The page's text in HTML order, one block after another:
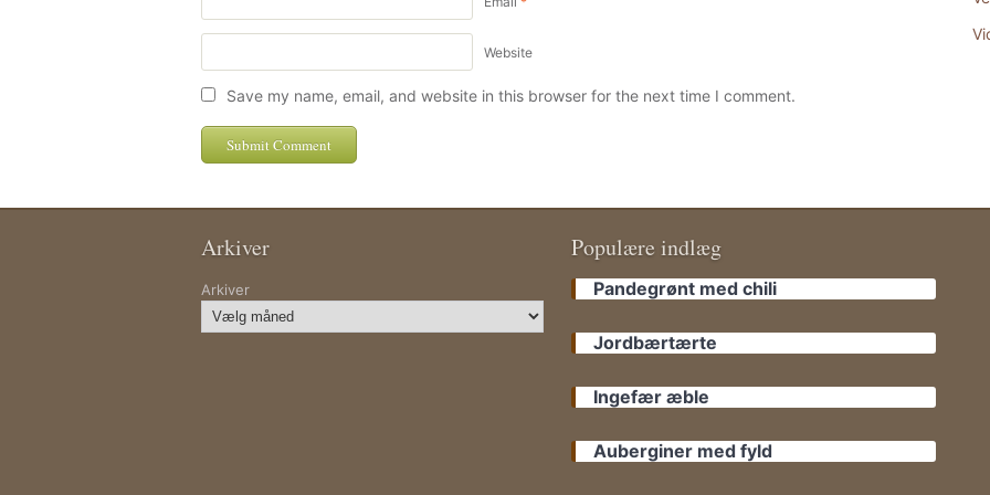
Website
Save my name, email, and website in this browser for the next time I comment.
Arkiver
Arkiver
Populære indlæg
Pandegrønt med chili
Jordbærtærte
Ingefær æble
Auberginer med fyld